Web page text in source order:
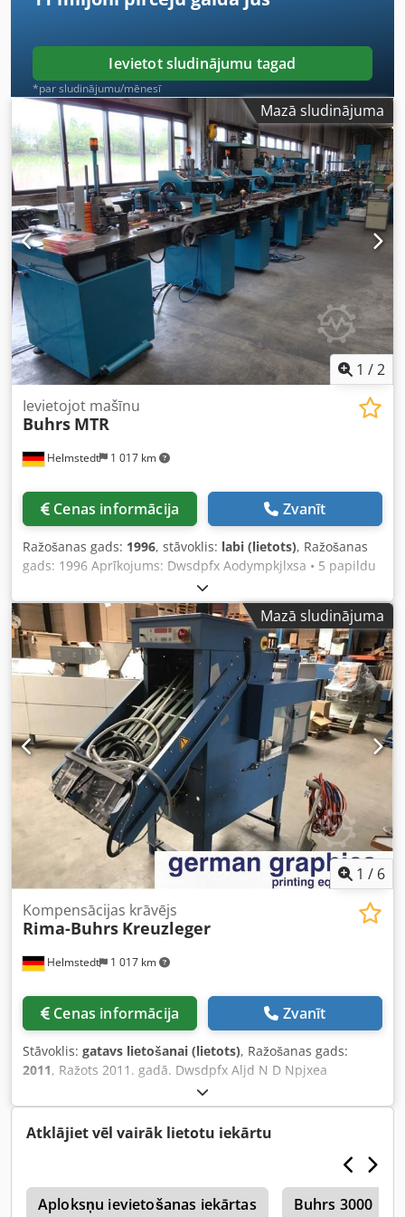
Ievietot sludinājumu tagad
*par sludinājumu/mēnesī
Mazā sludinājuma
1 /2
Helmstedt 1 017 km
Ievietojot mašīnu
Buhrs MTR
Cenas informācija Zvanīt
Ražošanas gads: 1996, stāvoklis: labi (lietots), Ražošanas
gads: 1996 Aprīkojums: Dwsdpfx Aodympkjlxsa • 5 papildu
padeves ierīces • plēves iepakojuma stacija • konveijera
lente
Mazā sludinājuma
1 / 6
Helmstedt 1 017 km
Kompensācijas krāvējs
Rima-Buhrs Kreuzleger
Cenas informācija Zvanīt
Stāvoklis: gatavs lietošanai (lietots), Ražošanas gads:
2011, Ražots 2011. gadā. Dwsdpfx Aljd N D Npjxea
Atklājiet vēl vairāk lietotu iekārtu
Aploksņu ievietošanas iekārtas Buhrs 3000